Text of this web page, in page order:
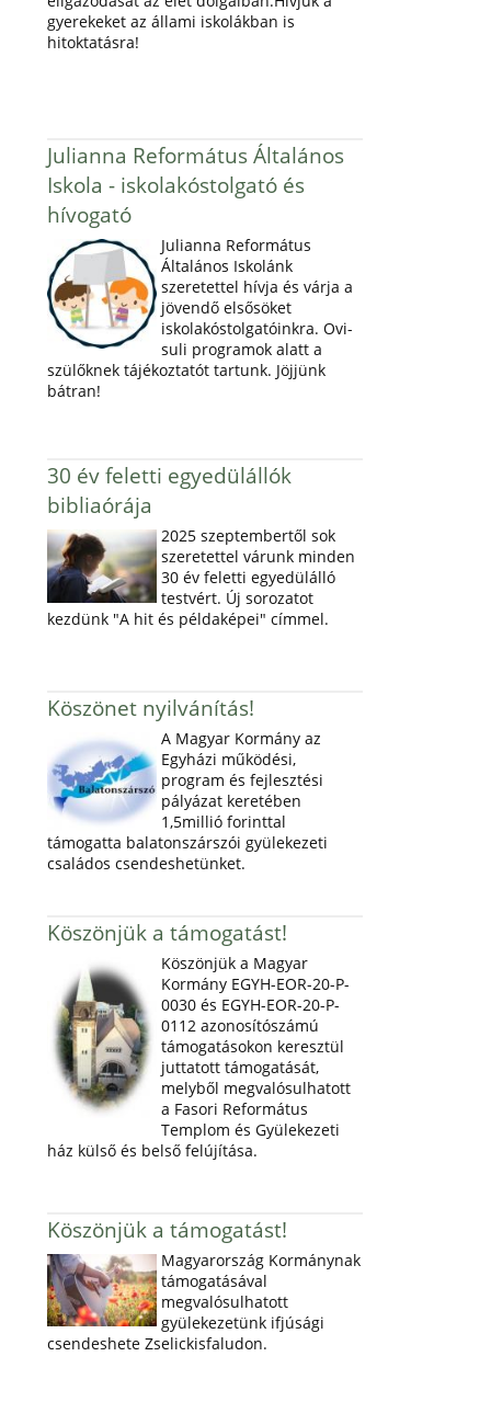
gyerekeket az állami iskolákban is
hitoktatásra!
Julianna Református Általános
Iskola - iskolakóstolgató és
hívogató
Julianna Református
Általános Iskolánk
szeretettel hívja és várja a
jövendő elsősöket
iskolakóstolgatóinkra. Ovi-
suli programok alatt a
szülőknek tájékoztatót tartunk. Jöjjünk
bátran!
30 év feletti egyedülállók
bibliaórája
2025 szeptembertől sok
szeretettel várunk minden
30 év feletti egyedülálló
testvért. Új sorozatot
kezdünk "A hit és példaképei" címmel.
Köszönet nyilvánítás!
A Magyar Kormány az
Egyházi működési,
program és fejlesztési
pályázat keretében
1,5millió forinttal
támogatta balatonszárszói gyülekezeti
családos csendeshetünket.
Köszönjük a támogatást!
Köszönjük a Magyar
Kormány EGYH-EOR-20-P-
0030 és EGYH-EOR-20-P-
0112 azonosítószámú
támogatásokon keresztül
juttatott támogatását,
melyből megvalósulhatott
a Fasori Református
Templom és Gyülekezeti
ház külső és belső felújítása.
Köszönjük a támogatást!
Magyarország Kormánynak
támogatásával
megvalósulhatott
gyülekezetünk ifjúsági
csendeshete Zselickisfaludon.